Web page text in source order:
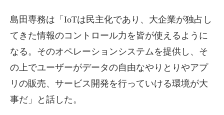
島田専務は「IoTは民主化であり、大企業が独占し
てきた情報のコントロール力を皆が使えるように
なる。そのオペレーションシステムを提供し、そ
の上でユーザーがデータの自由なやりとりやアプ
リの販売、サービス開発を行っていける環境が大
事だ」と話した。